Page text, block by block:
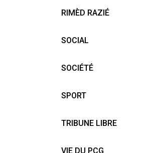
RIMÈD RAZIÉ
SOCIAL
SOCIÉTÉ
SPORT
TRIBUNE LIBRE
VIE DU PCG